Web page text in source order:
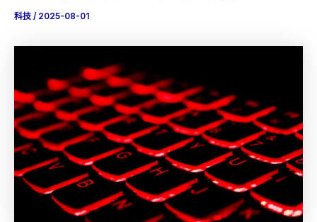
科技 / 2025-08-01